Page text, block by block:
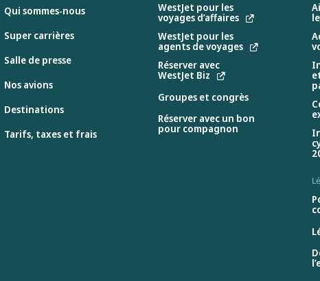
Qui sommes-nous
Super carrières
Salle de presse
Nos avions
Destinations
Tarifs, taxes et frais
WestJet pour les
voyages d’affaires
WestJet pour les
agents de voyages
Réserver avec
WestJet Biz
Groupes et congrès
Réserver avec un bon
pour compagnon